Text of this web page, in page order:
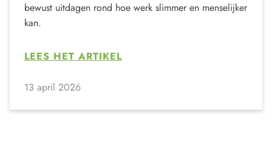
bewust uitdagen rond hoe werk slimmer en menselijker
kan.
LEES HET ARTIKEL
13 april 2026